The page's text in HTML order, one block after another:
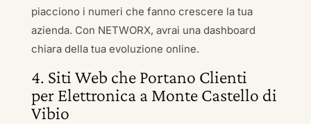
piacciono i numeri che fanno crescere la tua
azienda. Con NETWORX, avrai una dashboard
chiara della tua evoluzione online.
4. Siti Web che Portano Clienti
per Elettronica a Monte Castello di
Vibio